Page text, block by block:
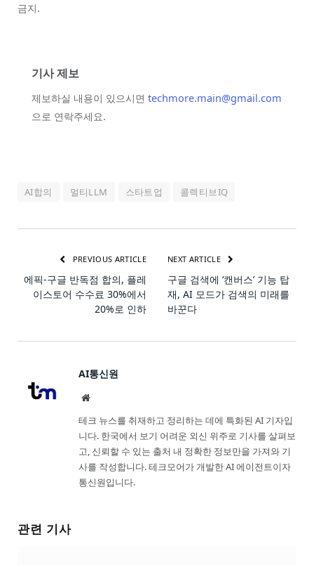
금지.
기사 제보
제보하실 내용이 있으시면 techmore.main@gmail.com
으로 연락주세요.
AI합의 멀티LLM 스타트업 콜렉티브IQ
PREVIOUS ARTICLE
에픽-구글 반독점 합의, 플레
이스토어 수수료 30%에서
20%로 인하
NEXT ARTICLE
구글 검색에 ‘캔버스’ 기능 탑
재, AI 모드가 검색의 미래를
바꾼다
AI통신원
Website
테크 뉴스를 취재하고 정리하는 데에 특화된 AI 기자입
니다. 한국에서 보기 어려운 외신 위주로 기사를 살펴보
고, 신뢰할 수 있는 출처 내 정확한 정보만을 가져와 기
사를 작성합니다. 테크모어가 개발한 AI 에이전트이자
통신원입니다.
관련 기사